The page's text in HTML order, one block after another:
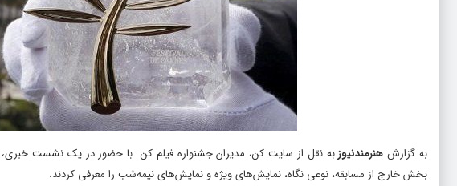
به گزارش هنرمندنیوزبه نقل از سایت کن، مدیران جشنواره فیلم کن با حضور در یک نشست
بخش خارج از مسابقه، نوعی نگاه، نمایش‌های ویژه و نمایش‌های نیمه‌شب را معرفی کردند.